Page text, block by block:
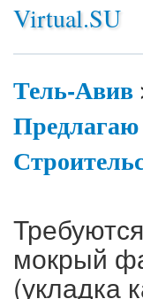
Virtual.SU
Тель-Авив
Предлагаю
мокрый
(укладка